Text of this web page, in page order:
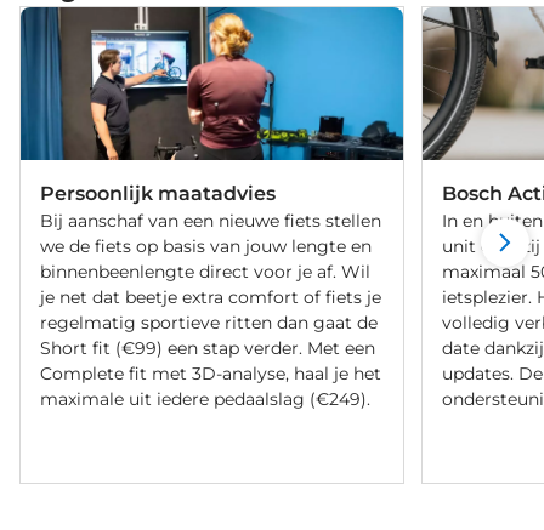
Persoonlijk maatadvies
Bij aanschaf van een nieuwe fiets stellen
we de fiets op basis van jouw lengte en
binnenbeenlengte direct voor je af. Wil
je net dat beetje extra comfort of fiets je
regelmatig sportieve ritten dan gaat de
Short fit (€99) een stap verder. Met een
Complete fit met 3D-analyse, haal je het
maximale uit iedere pedaalslag (€249).
Bosch
In en
unit dankzij
maximaal
ietsplezier.
volledig
date
updates.